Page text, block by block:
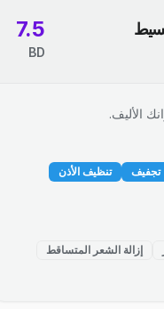
7.5
BD
الأليف.
تجفيف
تنظيف الأذن
إزالة الشعر المتساقط